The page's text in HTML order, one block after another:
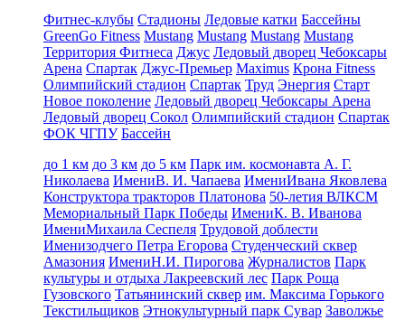
Фитнес-клубы Стадионы Ледовые катки Бассейны
GreenGo Fitness Mustang Mustang Mustang Mustang
Территория Фитнеса Джус Ледовый дворец Чебоксары
Арена Спартак Джус-Премьер Maximus Крона Fitness
Олимпийский стадион Спартак Труд Энергия Старт
Новое поколение Ледовый дворец Чебоксары Арена
Ледовый дворец Сокол Олимпийский стадион Спартак
ФОК ЧГПУ Бассейн
до 1 км до 3 км до 5 км Парк им. космонавта А. Г.
Николаева ИмениВ. И. Чапаева ИмениИвана Яковлева
Конструктора тракторов Платонова 50-летия ВЛКСМ
Мемориальный Парк Победы ИмениК. В. Иванова
ИмениМихаила Сеспеля Трудовой доблести
Именизодчего Петра Егорова Студенческий сквер
Амазония ИмениН.И. Пирогова Журналистов Парк
культуры и отдыха Лакреевский лес Парк Роща
Гузовского Татьянинский сквер им. Максима Горького
Текстильщиков Этнокультурный парк Сувар Заволжье